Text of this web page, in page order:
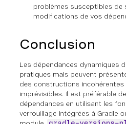
problèmes susceptibles de
modifications de vos
Conclusion
Les dépendances dynamiques
pratiques mais peuvent
des constructions
imprévisibles. Il est préférable
dépendances en utilisant les
verrouillage intégrées à Gradle